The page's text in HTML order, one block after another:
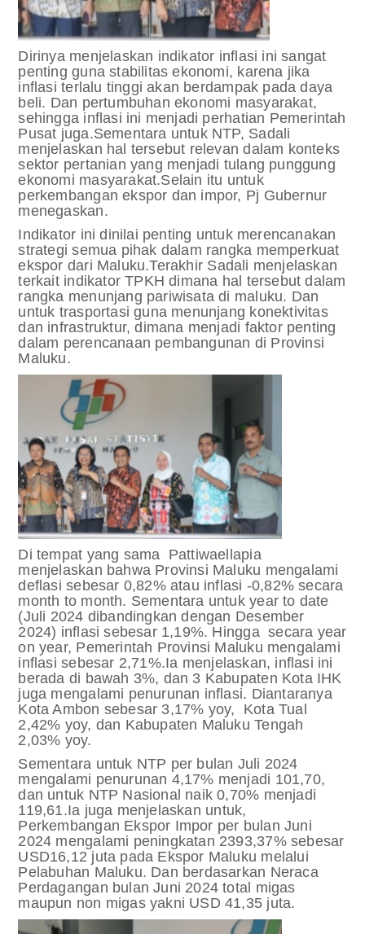
Dirinya menjelaskan indikator inflasi ini sangat
penting guna stabilitas ekonomi, karena jika
inflasi terlalu tinggi akan berdampak pada daya
beli. Dan pertumbuhan ekonomi masyarakat,
sehingga inflasi ini menjadi perhatian Pemerintah
Pusat juga.Sementara untuk NTP, Sadali
menjelaskan hal tersebut relevan dalam konteks
sektor pertanian yang menjadi tulang punggung
ekonomi masyarakat.Selain itu untuk
perkembangan ekspor dan impor, Pj Gubernur
menegaskan.
Indikator ini dinilai penting untuk merencanakan
strategi semua pihak dalam rangka memperkuat
ekspor dari Maluku.Terakhir Sadali menjelaskan
terkait indikator TPKH dimana hal tersebut dalam
rangka menunjang pariwisata di maluku. Dan
untuk trasportasi guna menunjang konektivitas
dan infrastruktur, dimana menjadi faktor penting
dalam perencanaan pembangunan di Provinsi
Maluku.
Di tempat yang sama Pattiwaellapia
menjelaskan bahwa Provinsi Maluku mengalami
deflasi sebesar 0,82% atau inflasi -0,82% secara
month to month. Sementara untuk year to date
(Juli 2024 dibandingkan dengan Desember
2024) inflasi sebesar 1,19%. Hingga secara year
on year, Pemerintah Provinsi Maluku mengalami
inflasi sebesar 2,71%.Ia menjelaskan, inflasi ini
berada di bawah 3%, dan 3 Kabupaten Kota IHK
juga mengalami penurunan inflasi. Diantaranya
Kota Ambon sebesar 3,17% yoy, Kota Tual
2,42% yoy, dan Kabupaten Maluku Tengah
2,03% yoy.
Sementara untuk NTP per bulan Juli 2024
mengalami penurunan 4,17% menjadi 101,70,
dan untuk NTP Nasional naik 0,70% menjadi
119,61.Ia juga menjelaskan untuk,
Perkembangan Ekspor Impor per bulan Juni
2024 mengalami peningkatan 2393,37% sebesar
USD16,12 juta pada Ekspor Maluku melalui
Pelabuhan Maluku. Dan berdasarkan Neraca
Perdagangan bulan Juni 2024 total migas
maupun non migas yakni USD 41,35 juta.